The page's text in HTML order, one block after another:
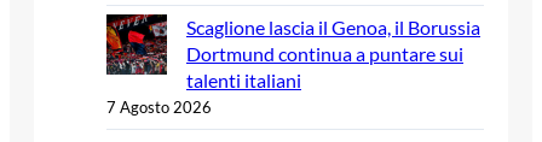
Scaglione lascia il Genoa, il Borussia
Dortmund continua a puntare sui
talenti italiani
7 Agosto 2026